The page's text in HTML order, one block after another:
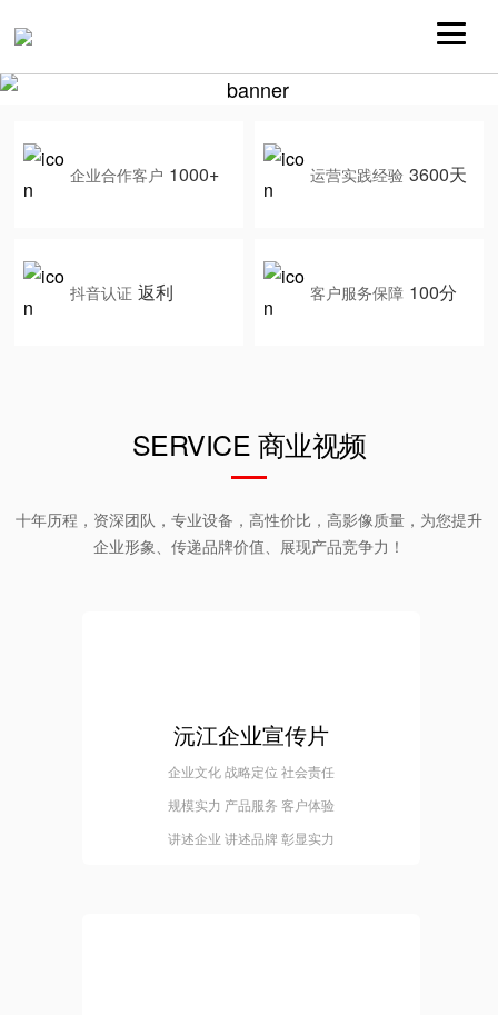
企业合作客户 1000+ 运营实践经验 3600天
抖音认证 返利 客户服务保障 100分
SERVICE 商业视频
十年历程，资深团队，专业设备，高性价比，高影像质量，为您提升
企业形象、传递品牌价值、展现产品竞争力！
沅江企业宣传片
企业文化 战略定位 社会责任
规模实力 产品服务 客户体验
讲述企业 讲述品牌 彰显实力